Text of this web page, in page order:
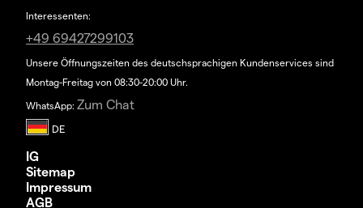
Interessenten:
+49 69427299103
Unsere Öffnungszeiten des deutschsprachigen Kundenservices sind
Montag-Freitag von 08:30-20:00 Uhr.
WhatsApp: Zum Chat
IG
Sitemap
Impressum
AGB